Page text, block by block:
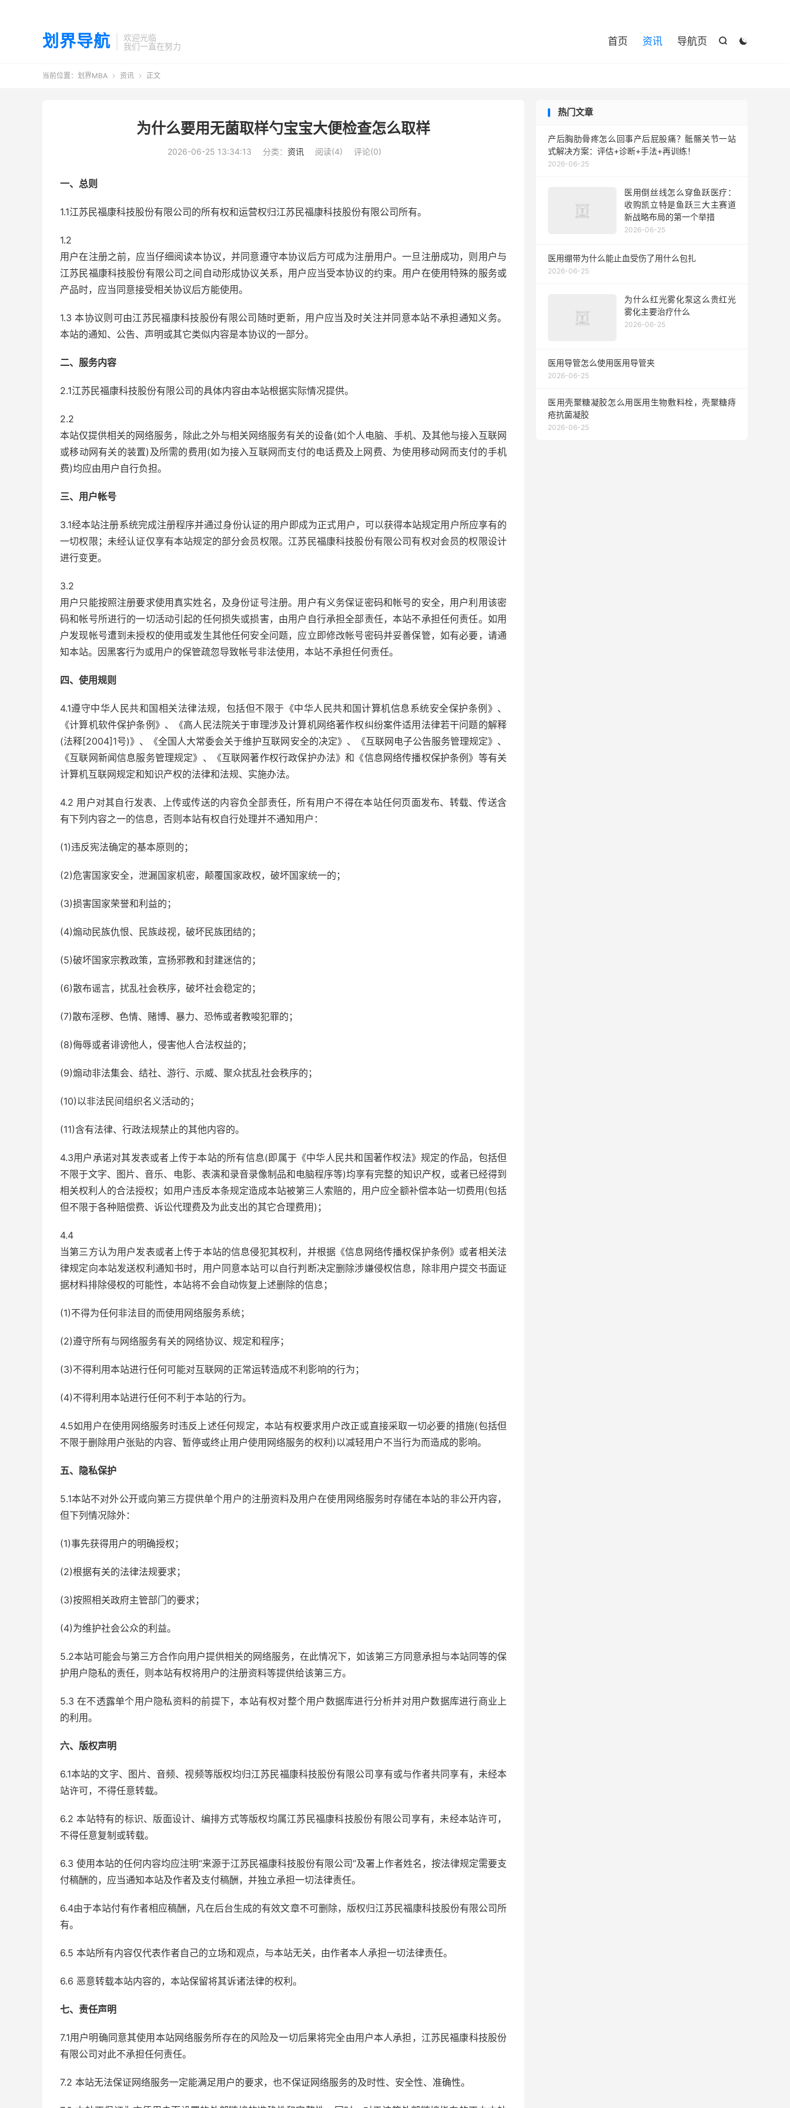
划界导航
欢迎光临
我们一直在努力


首页 资讯 导航页
当前位置： 划界MBA  资讯  正文
为什么要用无菌取样勺宝宝大便检查怎么取样
2026-06-25 13:34:13 分类： 资讯 阅读(4) 评论(0)
一、总则
1.1江苏民福康科技股份有限公司的所有权和运营权归江苏民福康科技股份有限公司所有。
1.2
用户在注册之前，应当仔细阅读本协议，并同意遵守本协议后方可成为注册用户。一旦注册成功，则用户与
江苏民福康科技股份有限公司之间自动形成协议关系，用户应当受本协议的约束。用户在使用特殊的服务或
产品时，应当同意接受相关协议后方能使用。
1.3 本协议则可由江苏民福康科技股份有限公司随时更新，用户应当及时关注并同意本站不承担通知义务。
本站的通知、公告、声明或其它类似内容是本协议的一部分。
二、服务内容
2.1江苏民福康科技股份有限公司的具体内容由本站根据实际情况提供。
2.2
本站仅提供相关的网络服务，除此之外与相关网络服务有关的设备(如个人电脑、手机、及其他与接入互联网
或移动网有关的装置)及所需的费用(如为接入互联网而支付的电话费及上网费、为使用移动网而支付的手机
费)均应由用户自行负担。
三、用户帐号
3.1经本站注册系统完成注册程序并通过身份认证的用户即成为正式用户，可以获得本站规定用户所应享有的
一切权限；未经认证仅享有本站规定的部分会员权限。江苏民福康科技股份有限公司有权对会员的权限设计
进行变更。
3.2
用户只能按照注册要求使用真实姓名，及身份证号注册。用户有义务保证密码和帐号的安全，用户利用该密
码和帐号所进行的一切活动引起的任何损失或损害，由用户自行承担全部责任，本站不承担任何责任。如用
户发现帐号遭到未授权的使用或发生其他任何安全问题，应立即修改帐号密码并妥善保管，如有必要，请通
知本站。因黑客行为或用户的保管疏忽导致帐号非法使用，本站不承担任何责任。
四、使用规则
4.1遵守中华人民共和国相关法律法规，包括但不限于《中华人民共和国计算机信息系统安全保护条例》、
《计算机软件保护条例》、《高人民法院关于审理涉及计算机网络著作权纠纷案件适用法律若干问题的解释
(法释[2004]1号)》、《全国人大常委会关于维护互联网安全的决定》、《互联网电子公告服务管理规定》、
《互联网新闻信息服务管理规定》、《互联网著作权行政保护办法》和《信息网络传播权保护条例》等有关
计算机互联网规定和知识产权的法律和法规、实施办法。
4.2 用户对其自行发表、上传或传送的内容负全部责任，所有用户不得在本站任何页面发布、转载、传送含
有下列内容之一的信息，否则本站有权自行处理并不通知用户：
(1)违反宪法确定的基本原则的；
(2)危害国家安全，泄漏国家机密，颠覆国家政权，破坏国家统一的；
(3)损害国家荣誉和利益的；
(4)煽动民族仇恨、民族歧视，破坏民族团结的；
(5)破坏国家宗教政策，宣扬邪教和封建迷信的；
(6)散布谣言，扰乱社会秩序，破坏社会稳定的；
(7)散布淫秽、色情、赌博、暴力、恐怖或者教唆犯罪的；
(8)侮辱或者诽谤他人，侵害他人合法权益的；
(9)煽动非法集会、结社、游行、示威、聚众扰乱社会秩序的；
(10)以非法民间组织名义活动的；
(11)含有法律、行政法规禁止的其他内容的。
4.3用户承诺对其发表或者上传于本站的所有信息(即属于《中华人民共和国著作权法》规定的作品，包括但
不限于文字、图片、音乐、电影、表演和录音录像制品和电脑程序等)均享有完整的知识产权，或者已经得到
相关权利人的合法授权；如用户违反本条规定造成本站被第三人索赔的，用户应全额补偿本站一切费用(包括
但不限于各种赔偿费、诉讼代理费及为此支出的其它合理费用)；
4.4
当第三方认为用户发表或者上传于本站的信息侵犯其权利，并根据《信息网络传播权保护条例》或者相关法
律规定向本站发送权利通知书时，用户同意本站可以自行判断决定删除涉嫌侵权信息，除非用户提交书面证
据材料排除侵权的可能性，本站将不会自动恢复上述删除的信息；
(1)不得为任何非法目的而使用网络服务系统；
(2)遵守所有与网络服务有关的网络协议、规定和程序；
(3)不得利用本站进行任何可能对互联网的正常运转造成不利影响的行为；
(4)不得利用本站进行任何不利于本站的行为。
4.5如用户在使用网络服务时违反上述任何规定，本站有权要求用户改正或直接采取一切必要的措施(包括但
不限于删除用户张贴的内容、暂停或终止用户使用网络服务的权利)以减轻用户不当行为而造成的影响。
五、隐私保护
5.1本站不对外公开或向第三方提供单个用户的注册资料及用户在使用网络服务时存储在本站的非公开内容，
但下列情况除外：
(1)事先获得用户的明确授权；
(2)根据有关的法律法规要求；
(3)按照相关政府主管部门的要求；
(4)为维护社会公众的利益。
5.2本站可能会与第三方合作向用户提供相关的网络服务，在此情况下，如该第三方同意承担与本站同等的保
护用户隐私的责任，则本站有权将用户的注册资料等提供给该第三方。
5.3 在不透露单个用户隐私资料的前提下，本站有权对整个用户数据库进行分析并对用户数据库进行商业上
的利用。
六、版权声明
6.1本站的文字、图片、音频、视频等版权均归江苏民福康科技股份有限公司享有或与作者共同享有，未经本
站许可，不得任意转载。
6.2 本站特有的标识、版面设计、编排方式等版权均属江苏民福康科技股份有限公司享有，未经本站许可，
不得任意复制或转载。
6.3 使用本站的任何内容均应注明“来源于江苏民福康科技股份有限公司”及署上作者姓名，按法律规定需要支
付稿酬的，应当通知本站及作者及支付稿酬，并独立承担一切法律责任。
6.4由于本站付有作者相应稿酬，凡在后台生成的有效文章不可删除，版权归江苏民福康科技股份有限公司所
有。
6.5 本站所有内容仅代表作者自己的立场和观点，与本站无关，由作者本人承担一切法律责任。
6.6 恶意转载本站内容的，本站保留将其诉诸法律的权利。
七、责任声明
7.1用户明确同意其使用本站网络服务所存在的风险及一切后果将完全由用户本人承担，江苏民福康科技股份
有限公司对此不承担任何责任。
7.2 本站无法保证网络服务一定能满足用户的要求，也不保证网络服务的及时性、安全性、准确性。
热门文章
产后胸肋骨疼怎么回事产后屁股痛？骶髂关节一站
式解决方案：评估+诊断+手法+再训练！
2026-06-25
医用倒丝线怎么穿鱼跃医疗：
收购凯立特是鱼跃三大主赛道
新战略布局的第一个举措
2026-06-25
医用绷带为什么能止血受伤了用什么包扎
2026-06-25
为什么红光雾化泵这么贵红光
雾化主要治疗什么
2026-06-25
医用导管怎么使用医用导管夹
2026-06-25
医用壳聚糖凝胶怎么用医用生物敷料栓，壳聚糖痔
疮抗菌凝胶
2026-06-25